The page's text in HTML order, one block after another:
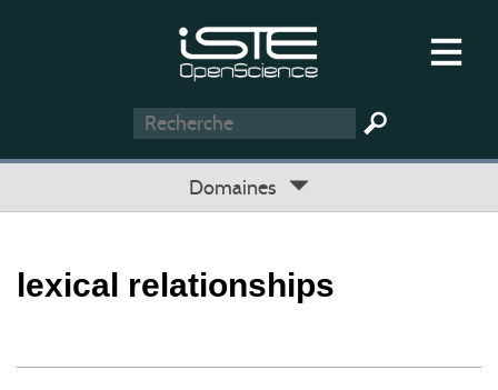
Domaines
lexical relationships